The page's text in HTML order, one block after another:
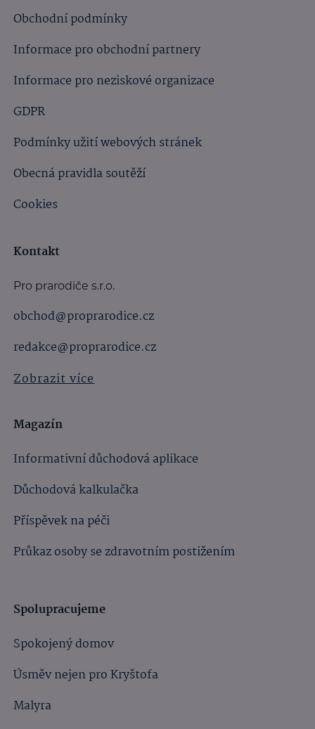
Obchodní podmínky
Informace pro obchodní partnery
Informace pro neziskové organizace
GDPR
Podmínky užití webových stránek
Obecná pravidla soutěží
Cookies
Kontakt
Pro prarodiče s.r.o.
obchod@proprarodice.cz
redakce@proprarodice.cz
Zobrazit více
Magazín
Informativní důchodová aplikace
Důchodová kalkulačka
Příspěvek na péči
Průkaz osoby se zdravotním postižením
Spolupracujeme
Spokojený domov
Úsměv nejen pro Kryštofa
Malyra